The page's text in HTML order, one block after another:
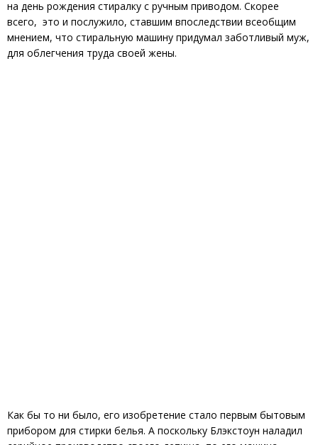
на день рождения стиралку с ручным приводом. Скорее
всего, это и послужило, ставшим впоследствии всеобщим
мнением, что стиральную машину придумал заботливый муж,
для облегчения труда своей жены.
Как бы то ни было, его изобретение стало первым бытовым
прибором для стирки белья. А поскольку Блэкстоун наладил